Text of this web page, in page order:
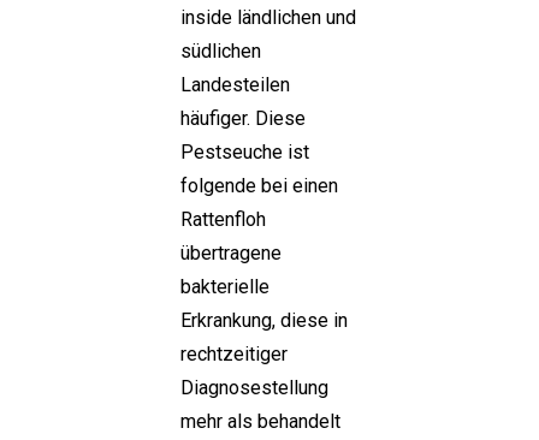
inside ländlichen und
südlichen
Landesteilen
häufiger. Diese
Pestseuche ist
folgende bei einen
Rattenfloh
übertragene
bakterielle
Erkrankung, diese in
rechtzeitiger
Diagnosestellung
mehr als behandelt